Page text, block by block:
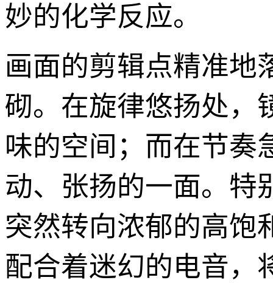
妙的化学反应。
画面的剪辑点精准地
砌。在旋律悠扬处，
味的空间；而在节奏
动、张扬的一面。特
突然转向浓郁的高饱
配合着迷幻的电音，